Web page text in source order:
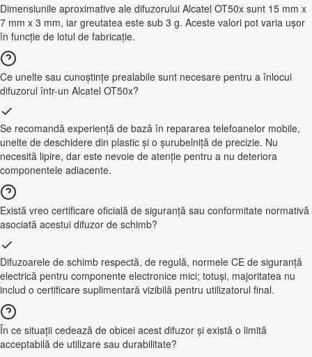
Dimensiunile aproximative ale difuzorului Alcatel OT50x sunt 15 mm x
7 mm x 3 mm, iar greutatea este sub 3 g. Aceste valori pot varia ușor
în funcție de lotul de fabricație.
Ce unelte sau cunoștințe prealabile sunt necesare pentru a înlocui
difuzorul într-un Alcatel OT50x?
Se recomandă experiență de bază în repararea telefoanelor mobile,
unelte de deschidere din plastic și o șurubelniță de precizie. Nu
necesită lipire, dar este nevoie de atenție pentru a nu deteriora
componentele adiacente.
Există vreo certificare oficială de siguranță sau conformitate normativă
asociată acestui difuzor de schimb?
Difuzoarele de schimb respectă, de regulă, normele CE de siguranță
electrică pentru componente electronice mici; totuși, majoritatea nu
includ o certificare suplimentară vizibilă pentru utilizatorul final.
În ce situații cedează de obicei acest difuzor și există o limită
acceptabilă de utilizare sau durabilitate?